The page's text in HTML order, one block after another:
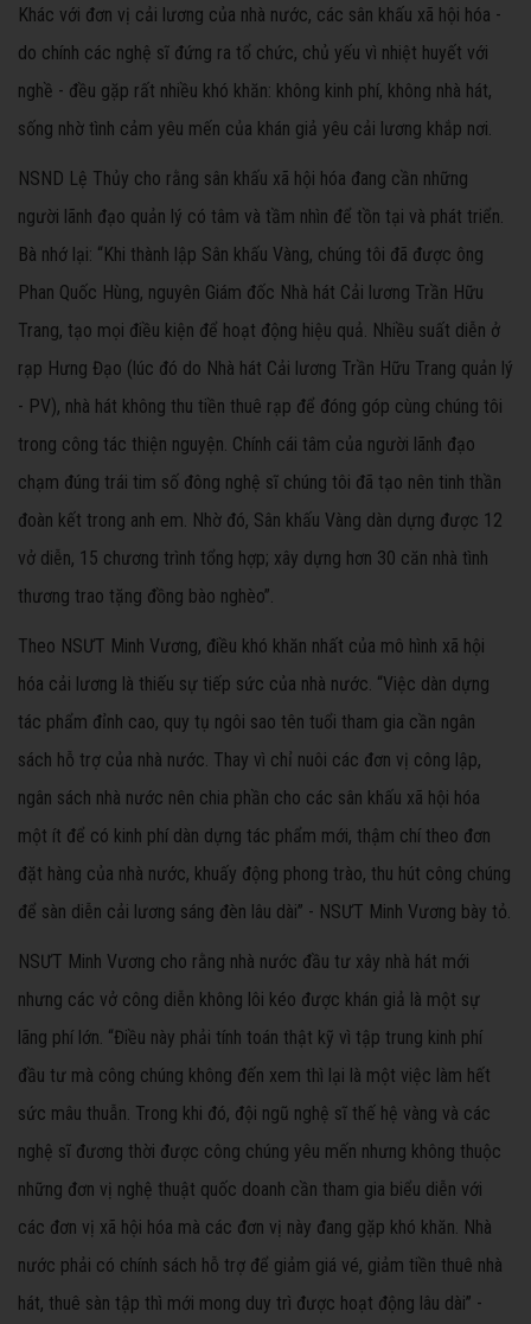
Khác với đơn vị cải lương của nhà nước, các sân khấu xã hội hóa -
do chính các nghệ sĩ đứng ra tổ chức, chủ yếu vì nhiệt huyết với
nghề - đều gặp rất nhiều khó khăn: không kinh phí, không nhà hát,
sống nhờ tình cảm yêu mến của khán giả yêu cải lương khắp nơi.
NSND Lệ Thủy cho rằng sân khấu xã hội hóa đang cần những
người lãnh đạo quản lý có tâm và tầm nhìn để tồn tại và phát triển.
Bà nhớ lại: “Khi thành lập Sân khấu Vàng, chúng tôi đã được ông
Phan Quốc Hùng, nguyên Giám đốc Nhà hát Cải lương Trần Hữu
Trang, tạo mọi điều kiện để hoạt động hiệu quả. Nhiều suất diễn ở
rạp Hưng Đạo (lúc đó do Nhà hát Cải lương Trần Hữu Trang quản lý
- PV), nhà hát không thu tiền thuê rạp để đóng góp cùng chúng tôi
trong công tác thiện nguyện. Chính cái tâm của người lãnh đạo
chạm đúng trái tim số đông nghệ sĩ chúng tôi đã tạo nên tinh thần
đoàn kết trong anh em. Nhờ đó, Sân khấu Vàng dàn dựng được 12
vở diễn, 15 chương trình tổng hợp; xây dựng hơn 30 căn nhà tình
thương trao tặng đồng bào nghèo”.
Theo NSƯT Minh Vương, điều khó khăn nhất của mô hình xã hội
hóa cải lương là thiếu sự tiếp sức của nhà nước. “Việc dàn dựng
tác phẩm đỉnh cao, quy tụ ngôi sao tên tuổi tham gia cần ngân
sách hỗ trợ của nhà nước. Thay vì chỉ nuôi các đơn vị công lập,
ngân sách nhà nước nên chia phần cho các sân khấu xã hội hóa
một ít để có kinh phí dàn dựng tác phẩm mới, thậm chí theo đơn
đặt hàng của nhà nước, khuấy động phong trào, thu hút công chúng
để sàn diễn cải lương sáng đèn lâu dài” - NSƯT Minh Vương bày tỏ.
NSƯT Minh Vương cho rằng nhà nước đầu tư xây nhà hát mới
nhưng các vở công diễn không lôi kéo được khán giả là một sự
lãng phí lớn. “Điều này phải tính toán thật kỹ vì tập trung kinh phí
đầu tư mà công chúng không đến xem thì lại là một việc làm hết
sức mâu thuẫn. Trong khi đó, đội ngũ nghệ sĩ thế hệ vàng và các
nghệ sĩ đương thời được công chúng yêu mến nhưng không thuộc
những đơn vị nghệ thuật quốc doanh cần tham gia biểu diễn với
các đơn vị xã hội hóa mà các đơn vị này đang gặp khó khăn. Nhà
nước phải có chính sách hỗ trợ để giảm giá vé, giảm tiền thuê nhà
hát, thuê sàn tập thì mới mong duy trì được hoạt động lâu dài” -